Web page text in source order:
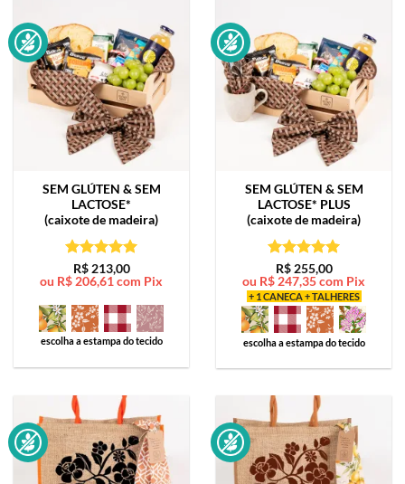
SEM GLÚTEN & SEM
LACTOSE*
(caixote de madeira)
Avaliação5
de 5
R$213,00
ou R$ 206,61 com Pix
escolha a estampa do tecido
SEM GLÚTEN & SEM
LACTOSE* PLUS
(caixote de madeira)
Avaliação5
de 5
R$255,00
ou R$ 247,35com Pix
+ 1 CANECA + TALHERES
escolha a estampa do tecido